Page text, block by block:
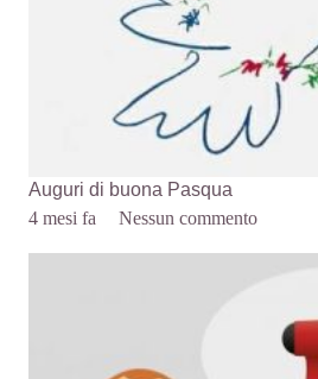
Auguri di buona Pasqua
4 mesi fa
Nessun commento